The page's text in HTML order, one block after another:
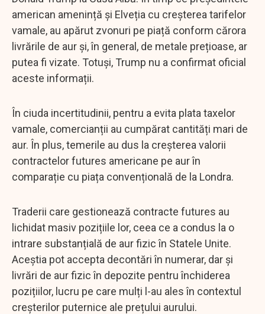
american amenință și Elveția cu creșterea tarifelor
vamale, au apărut zvonuri pe piață conform cărora
livrările de aur și, în general, de metale prețioase, ar
putea fi vizate. Totuși, Trump nu a confirmat oficial
aceste informații.
În ciuda incertitudinii, pentru a evita plata taxelor
vamale, comercianții au cumpărat cantități mari de
aur. În plus, temerile au dus la creșterea valorii
contractelor futures americane pe aur în
comparație cu piața convențională de la Londra.
Traderii care gestionează contracte futures au
lichidat masiv pozițiile lor, ceea ce a condus la o
intrare substanțială de aur fizic în Statele Unite.
Aceștia pot accepta decontări în numerar, dar și
livrări de aur fizic în depozite pentru închiderea
pozițiilor, lucru pe care mulți l-au ales în contextul
creșterilor puternice ale prețului aurului.